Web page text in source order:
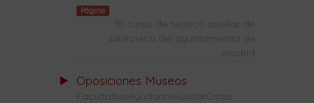
Página
curso de tecnico auxiliar de
biblioteca del ayuntamiento de
madrid
Oposiciones Museos
FacultativoAyudanteAuxiliarOtras